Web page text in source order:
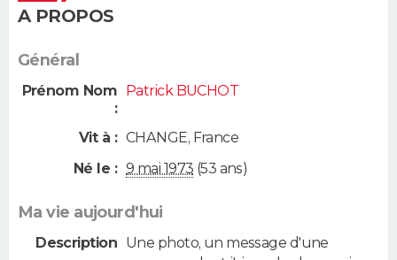
A PROPOS
Général
Prénom Nom
:
Patrick BUCHOT
Vit à : CHANGE, France
Né le : 9 mai 1973 (53 ans)
Ma vie aujourd'hui
Description Une photo, un message d'une